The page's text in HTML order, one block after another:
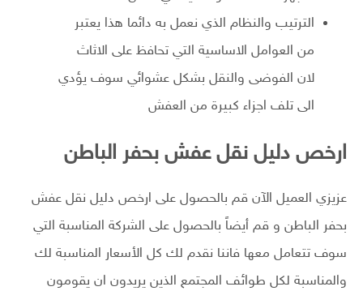
الترتيب والنظام الذي نعمل به دائما هذا يعتبر
من العوامل الاساسية التي تحافظ على الاثاث
لان الفوضى والنقل بشكل عشوائي سوف يؤدي
الى تلف اجزاء كبيرة من العفش
ارخص دليل نقل عفش بحفر الباطن
عزيزي العميل الآن قم بالحصول على ارخص دليل نقل عفش
بحفر الباطن و قم أيضاً بالحصول على الشركة المناسبة التي
سوف تتعامل معها فاننا نقدم لك كل الأسعار المناسبة لك
والمناسبة لكل طوائف المجتمع الذين يريدون ان يقومون